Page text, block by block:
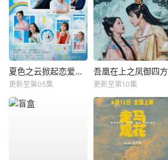
夏色之云掀起恋爱与风暴
更新至第05集
吾凰在上之凤御四方
更新至第10集